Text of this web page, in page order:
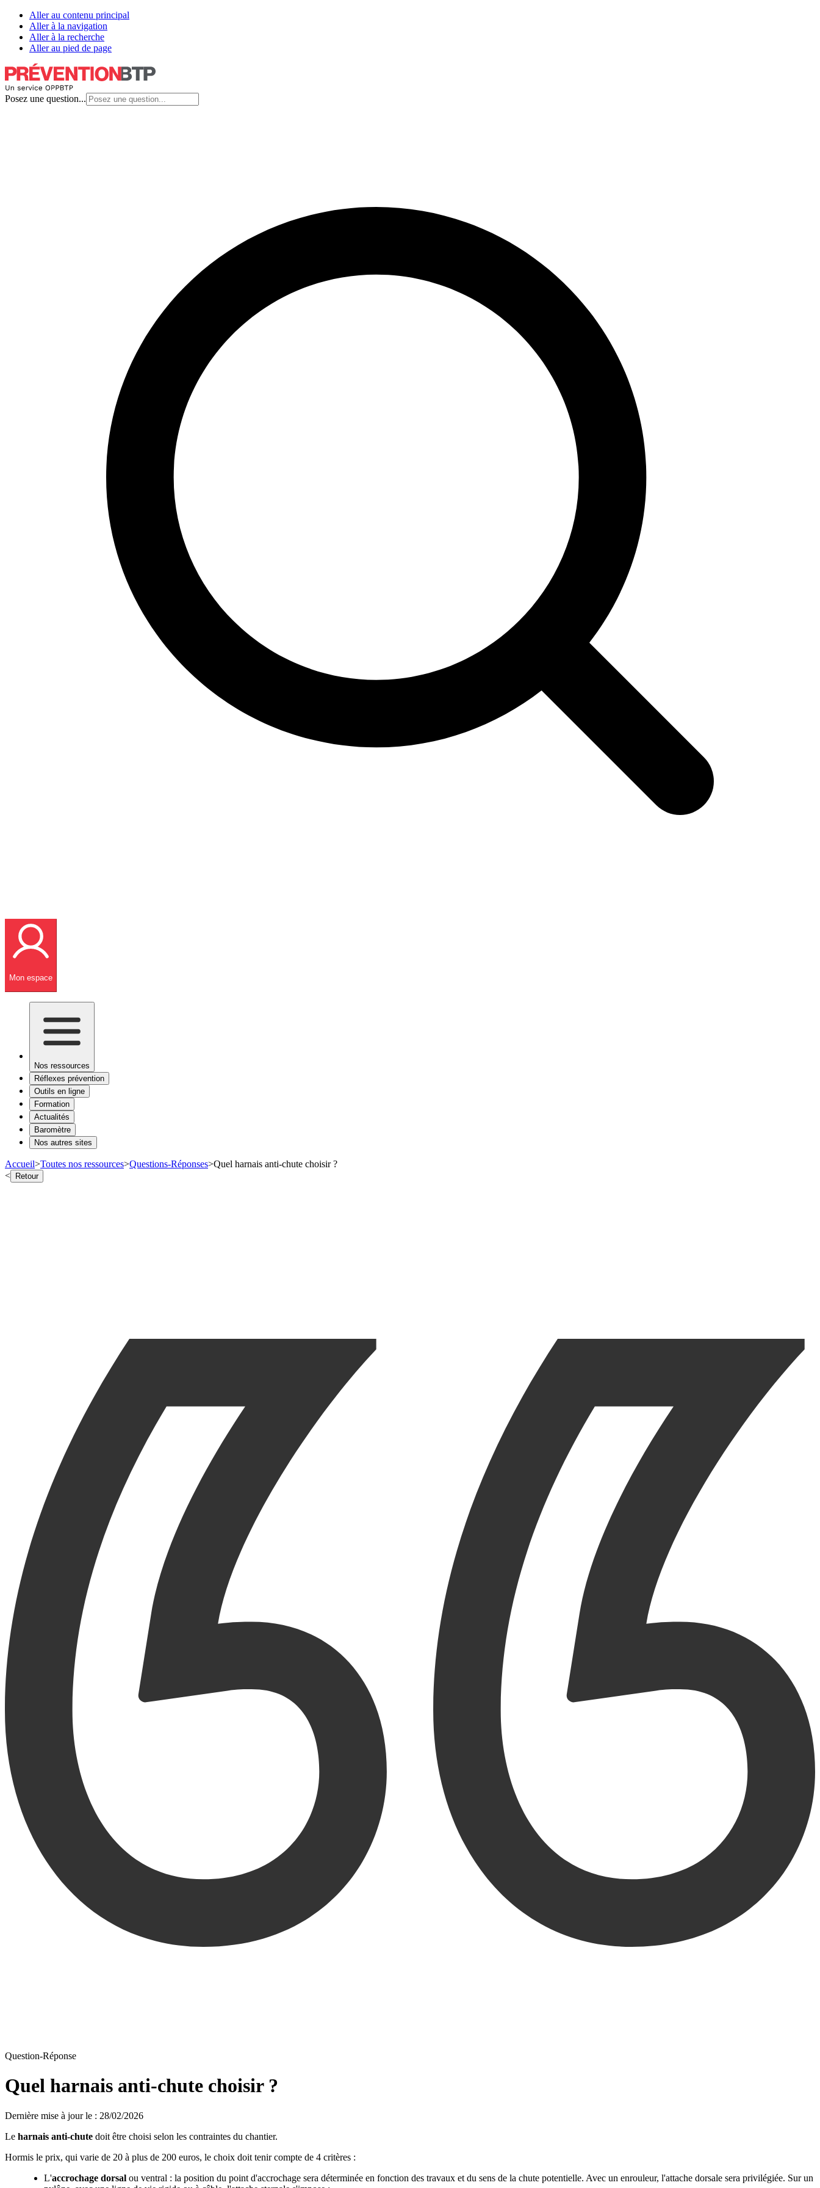
Aller au contenu principal
Aller à la navigation
Aller à la recherche
Aller au pied de page
Posez une question...
Mon espace
Nos ressources
Réflexes prévention
Outils en ligne
Formation
Actualités
Baromètre
Nos autres sites
Accueil>Toutes nos ressources>Questions-Réponses>Quel harnais anti-chute choisir ?
< Retour
Question-Réponse
Quel harnais anti-chute choisir ?
Dernière mise à jour le : 28/02/2026
Le harnais anti-chute doit être choisi selon les contraintes du chantier.
Hormis le prix, qui varie de 20 à plus de 200 euros, le choix doit tenir compte de 4 critères :
L'accrochage dorsal ou ventral : la position du point d'accrochage sera déterminée en fonction des travaux et du sens de la chute potentielle. Avec un enrouleur, l'attache dorsale sera privilégiée. Sur un